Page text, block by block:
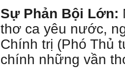
Sự Phản Bội Lớn:
thơ ca yêu nước,
Chính trị (Phó Thủ
chính những vần